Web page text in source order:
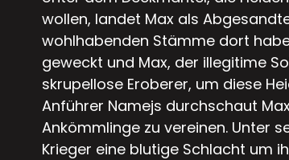
wollen, landet Max als
wohlhabenden Stämme dort
geweckt und Max, der illegitime
skrupellose Eroberer, um diese
Anführer Namejs durchschaut
Ankömmlinge zu vereinen. Unter
Krieger eine blutige Schlacht um